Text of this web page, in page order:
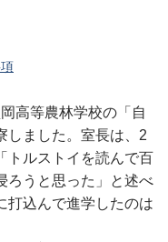
高等農林学校の「自
しました。室長は、2
トルストイを読んで百
ろうと思った」と述べ
打込んで進学したのは